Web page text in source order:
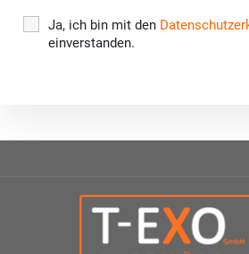
Ja, ich bin mit den
einverstanden.